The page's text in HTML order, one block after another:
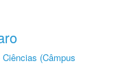
(Câmpus